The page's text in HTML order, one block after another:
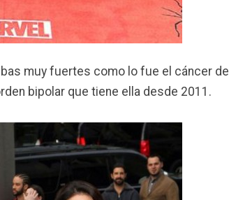
muy fuertes como lo fue el cáncer de
bipolar que tiene ella desde 2011.